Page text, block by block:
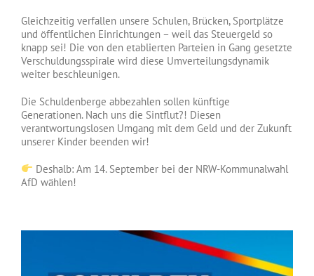
Gleichzeitig verfallen unsere Schulen, Brücken, Sportplätze
und öffentlichen Einrichtungen – weil das Steuergeld so
knapp sei! Die von den etablierten Parteien in Gang gesetzte
Verschuldungsspirale wird diese Umverteilungsdynamik
weiter beschleunigen.
Die Schuldenberge abbezahlen sollen künftige
Generationen. Nach uns die Sintflut?! Diesen
verantwortungslosen Umgang mit dem Geld und der Zukunft
unserer Kinder beenden wir!
Deshalb: Am 14. September bei der NRW-Kommunalwahl
AfD wählen!